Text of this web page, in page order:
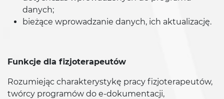
danych;
bieżące wprowadzanie danych, ich aktualizację.
Funkcje dla fizjoterapeutów
Rozumiejąc charakterystykę pracy fizjoterapeutów,
twórcy programów do e-dokumentacji,